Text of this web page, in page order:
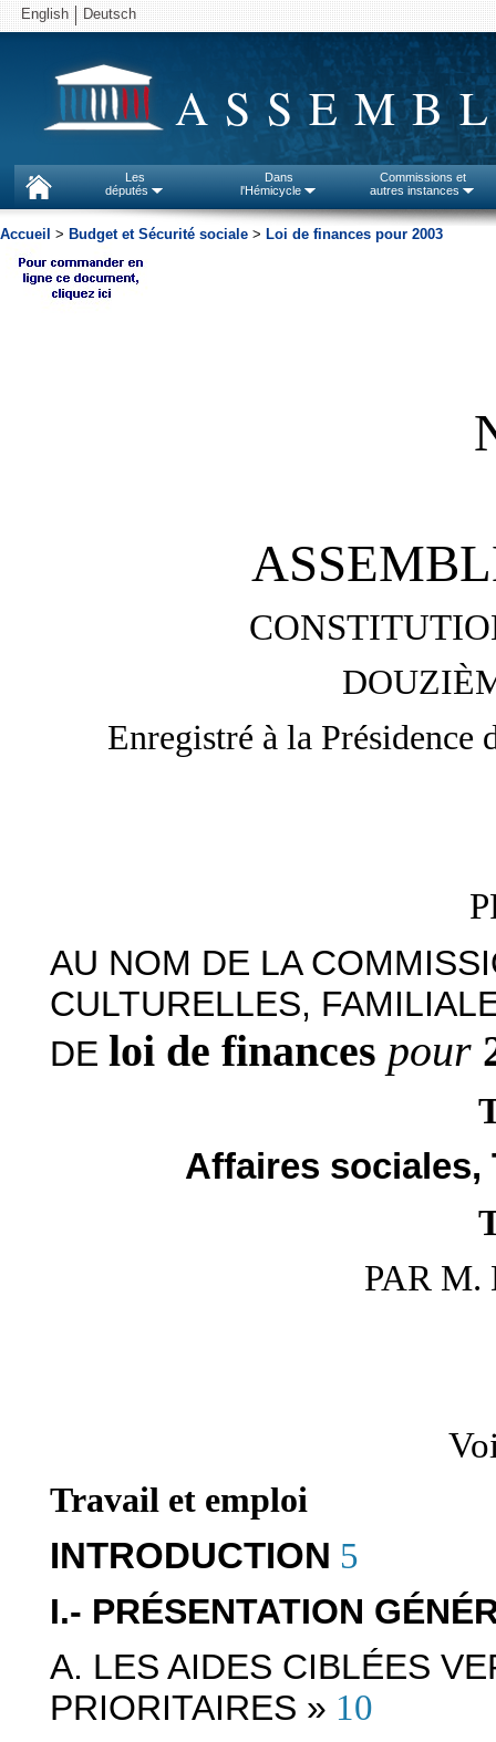
English Deutsch
Les
députés
Dans
l'Hémicycle
Commissions et
autres instances
Accueil > Budget et Sécurité sociale > Loi de finances pour 2003
Enregistré à la Présidence
AU NOM DE LA
CULTURELLES,
DE loi de finances pour
Affaires sociales,
PAR
Travail et emploi
INTRODUCTION 5
I.- PRÉSENTATION
A. LES AIDES CIBLÉES
PRIORITAIRES » 10